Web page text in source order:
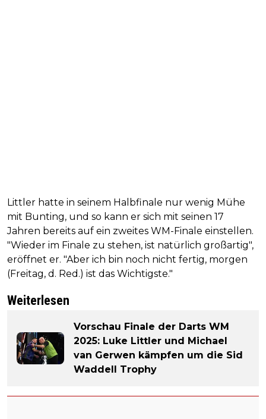
Littler hatte in seinem Halbfinale nur wenig Mühe
mit Bunting, und so kann er sich mit seinen 17
Jahren bereits auf ein zweites WM-Finale einstellen.
"Wieder im Finale zu stehen, ist natürlich großartig",
eröffnet er. "Aber ich bin noch nicht fertig, morgen
(Freitag, d. Red.) ist das Wichtigste."
Weiterlesen
Vorschau Finale der Darts WM
2025: Luke Littler und Michael
van Gerwen kämpfen um die Sid
Waddell Trophy